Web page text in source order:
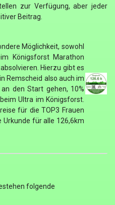
zur Verfügung, aber jeder
Beitrag.
Möglichkeit, sowohl
Königsforst Marathon
Hierzu gibt es
Remscheid also auch im
den Start gehen, 10%
Ultra im Königsforst.
für die TOP3 Frauen
Urkunde für alle 126,6km
folgende